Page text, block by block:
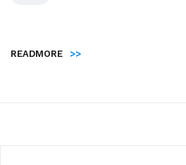
Administrador
READMORE >>